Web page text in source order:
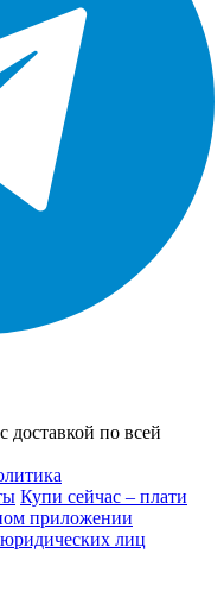
доставкой по всей
Купи сейчас – плати
приложении
лиц